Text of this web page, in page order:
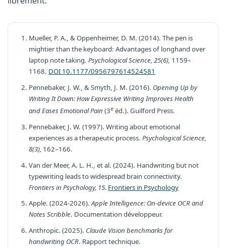
Mueller, P. A., & Oppenheimer, D. M. (2014). The pen is
mightier than the keyboard: Advantages of longhand over
laptop note taking.Psychological Science, 25(6), 1159–
1168. DOI 10.1177/0956797614524581
Pennebaker, J. W., & Smyth, J. M. (2016). Opening Up by
Writing It Down: How Expressive Writing Improves Health
and Eases Emotional Pain (3e éd.). Guilford Press.
Pennebaker, J. W. (1997). Writing about emotional
experiences as a therapeutic process.Psychological Science,
8(3), 162–166.
Van der Meer, A. L. H., et al. (2024). Handwriting but not
typewriting leads to widespread brain connectivity.
Frontiers in Psychology, 15. Frontiers in Psychology
Apple. (2024-2026).Apple Intelligence: On-device OCR and
Notes Scribble. Documentation développeur.
Anthropic. (2025). Claude Vision benchmarks for
handwriting OCR. Rapport technique.